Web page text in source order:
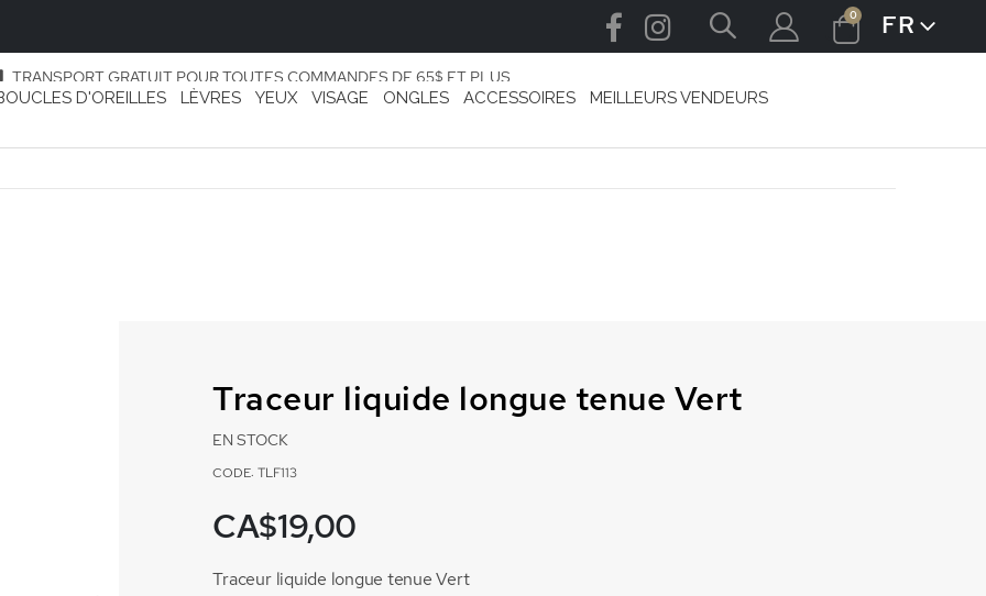
Cart
0articlesLANGUE
FR
TRANSPORT GRATUIT POUR TOUTES COMMANDES DE 65$ ET PLUS
D'OREILLES LÈVRES YEUX VISAGE ONGLES ACCESSOIRES
MEILLEURS VENDEURS
Traceur liquide longue tenue Vert
EN STOCK
CODE: TLF113
CA$19,00
Traceur liquide longue tenue Vert